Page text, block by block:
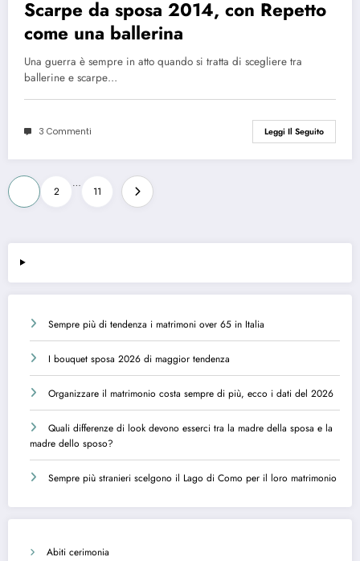
Scarpe da sposa 2014, con Repetto
come una ballerina
Una guerra è sempre in atto quando si tratta di scegliere tra
ballerine e scarpe…
3 Commenti Leggi Il Seguito
Paginazione
degli
articoli
2
…
11
Sempre più di tendenza i matrimoni over 65 in Italia
I bouquet sposa 2026 di maggior tendenza
Organizzare il matrimonio costa sempre di più, ecco i dati del 2026
Quali differenze di look devono esserci tra la madre della sposa e la
madre dello sposo?
Sempre più stranieri scelgono il Lago di Como per il loro matrimonio
Abiti cerimonia